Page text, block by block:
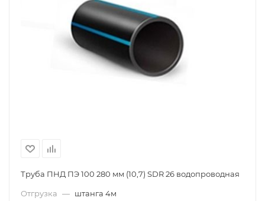
Труба ПНД ПЭ 100 280 мм (10,7) SDR 26 водопроводная
Отгрузка — штанга 4м